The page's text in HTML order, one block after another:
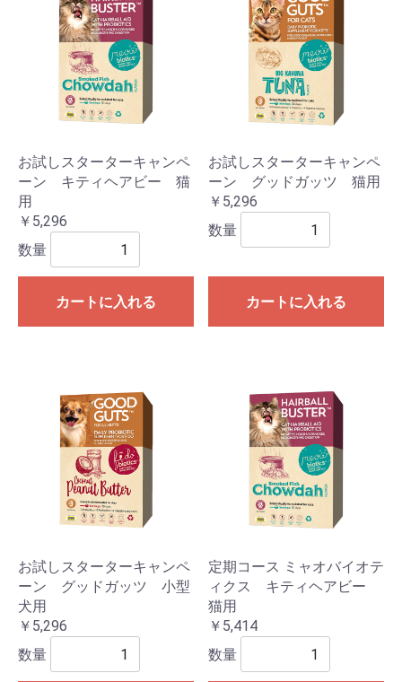
お試しスターターキャンペ
ーン キティヘアビー 猫
用
￥5,296
数量
カートに入れる
お試しスターターキャンペ
ーン グッドガッツ 猫用
￥5,296
数量
カートに入れる
お試しスターターキャンペ
ーン グッドガッツ 小型
犬用
￥5,296
数量
定期コース ミャオバイオテ
ィクス キティヘアビー
猫用
￥5,414
数量